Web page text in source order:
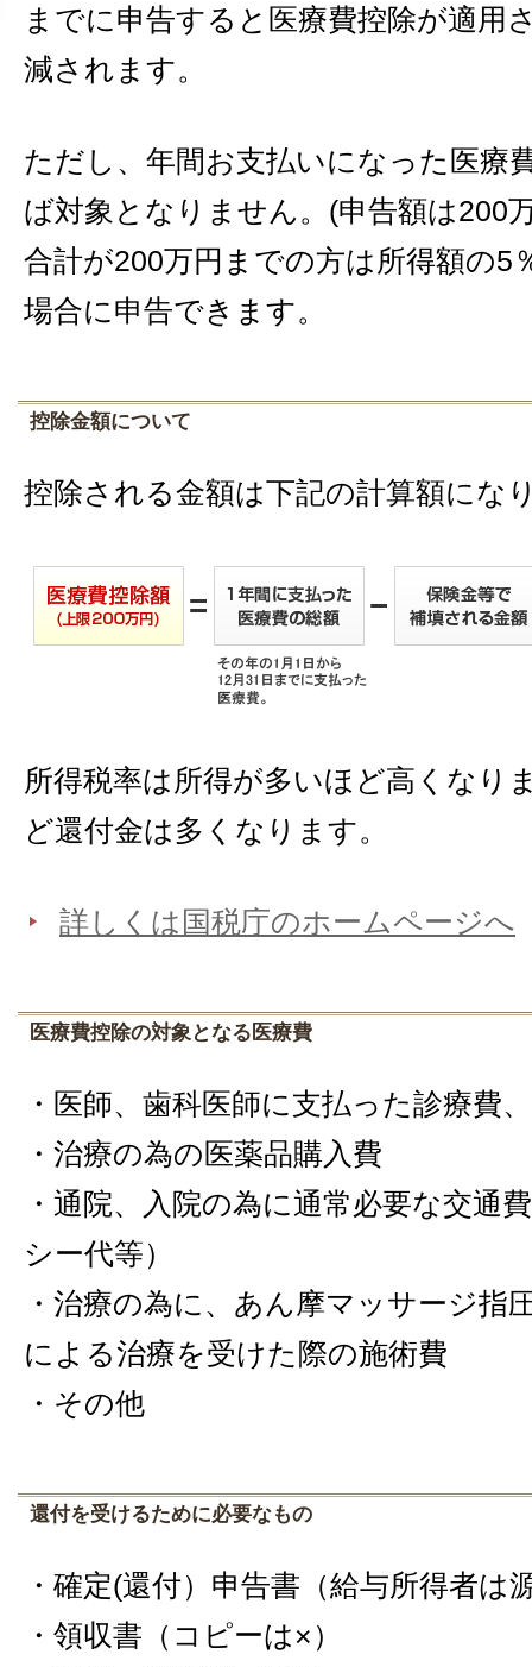
までに申告すると医療費控除が適用
減されます。
ただし、年間お支払いになった医療
ば対象となりません。(申告額は200
合計が200万円までの方は所得額の5
場合に申告できます。
控除金額について
控除される金額は下記の計算額にな
所得税率は所得が多いほど高くなり
ど還付金は多くなります。
詳しくは国税庁のホームページへ
医療費控除の対象となる医療費
・医師、歯科医師に支払った診療費
・治療の為の医薬品購入費
・通院、入院の為に通常必要な交通
シー代等）
・治療の為に、あん摩マッサージ指
による治療を受けた際の施術費
・その他
還付を受けるために必要なもの
・確定(還付）申告書（給与所得者は
・領収書（コピーは×）